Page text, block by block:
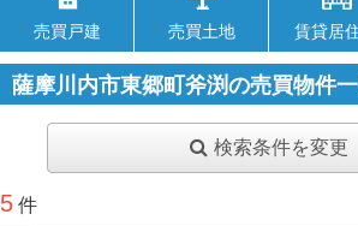
売買戸建 売買土地 賃貸居
薩摩川内市東郷町斧渕の売買物件
検索条件を変更
5 件